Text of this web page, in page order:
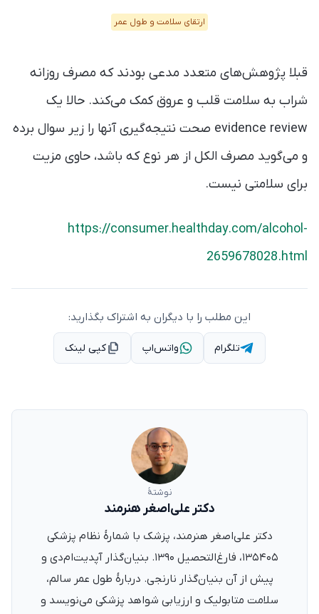
ارتقای سلامت و طول عمر
قبلا پژوهش‌های متعدد مدعی بودند که مصرف روزانه
شراب به سلامت قلب و عروق کمک می‌کند. حالا یک
evidence review صحت نتیجه‌گیری آنها را زیر سوال برده
و می‌گوید مصرف الکل از هر نوع که باشد، حاوی مزیت
برای سلامتی نیست.
https://consumer.healthday.com/alcohol-
2659678028.html
این مطلب را با دیگران به اشتراک بگذارید:
تلگرام واتس‌اپ کپی لینک
نوشتهٔ
دکتر علی‌اصغر هنرمند
دکتر علی‌اصغر هنرمند، پزشک با شمارهٔ نظام پزشکی
۱۳۵۴۰۵، فارغ‌التحصیل ۱۳۹۰. بنیان‌گذار آپدیت‌ام‌دی و
پیش از آن بنیان‌گذار نارنجی. دربارهٔ طول عمر سالم،
سلامت متابولیک و ارزیابی شواهد پزشکی می‌نویسد و